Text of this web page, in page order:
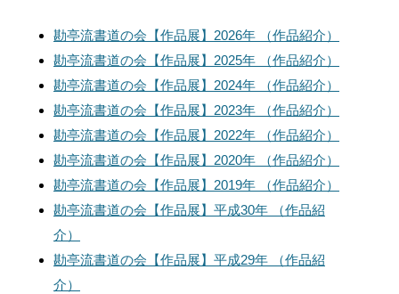
勘亭流書道の会【作品展】2026年 （作品紹介）
勘亭流書道の会【作品展】2025年 （作品紹介）
勘亭流書道の会【作品展】2024年 （作品紹介）
勘亭流書道の会【作品展】2023年 （作品紹介）
勘亭流書道の会【作品展】2022年 （作品紹介）
勘亭流書道の会【作品展】2020年 （作品紹介）
勘亭流書道の会【作品展】2019年 （作品紹介）
勘亭流書道の会【作品展】平成30年 （作品紹
介）
勘亭流書道の会【作品展】平成29年 （作品紹
介）